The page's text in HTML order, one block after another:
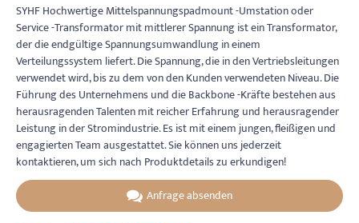
SYHF Hochwertige Mittelspannungspadmount -Umstation oder
Service -Transformator mit mittlerer Spannung ist ein Transformator,
der die endgültige Spannungsumwandlung in einem
Verteilungssystem liefert. Die Spannung, die in den Vertriebsleitungen
verwendet wird, bis zu dem von den Kunden verwendeten Niveau. Die
Führung des Unternehmens und die Backbone -Kräfte bestehen aus
herausragenden Talenten mit reicher Erfahrung und herausragender
Leistung in der Stromindustrie. Es ist mit einem jungen, fleißigen und
engagierten Team ausgestattet. Sie können uns jederzeit
kontaktieren, um sich nach Produktdetails zu erkundigen!
Anfrage absenden